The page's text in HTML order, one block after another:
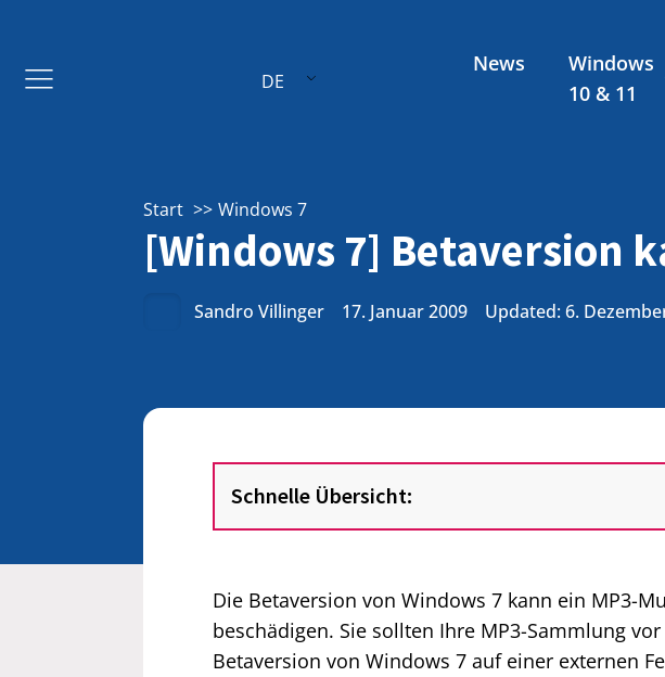
DE
News
Windows
10 & 11
Start Windows 7
[Windows 7] Betaversion
Sandro Villinger 17. Januar 2009 Updated: 6.
Schnelle Übersicht:
Die Betaversion von Windows 7 kann ein MP3-
beschädigen. Sie sollten Ihre MP3-Sammlung
Betaversion von Windows 7 auf einer externen